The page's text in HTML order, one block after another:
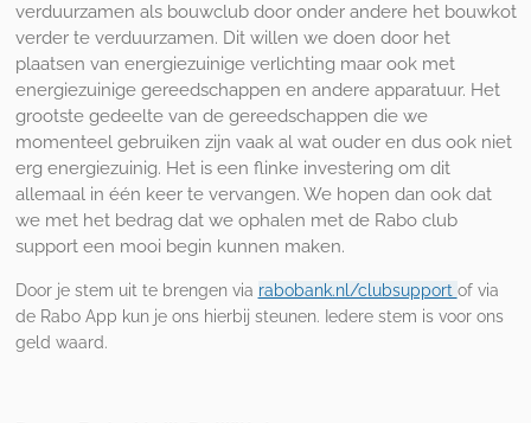
verduurzamen als bouwclub door onder andere het bouwkot
verder te verduurzamen. Dit willen we doen door het
plaatsen van energiezuinige verlichting maar ook met
energiezuinige gereedschappen en andere apparatuur. Het
grootste gedeelte van de gereedschappen die we
momenteel gebruiken zijn vaak al wat ouder en dus ook niet
erg energiezuinig. Het is een flinke investering om dit
allemaal in één keer te vervangen. We hopen dan ook dat
we met het bedrag dat we ophalen met de Rabo club
support een mooi begin kunnen maken.
Door je stem uit te brengen via rabobank.nl/clubsupport of via
de Rabo App kun je ons hierbij steunen. Iedere stem is voor ons
geld waard.